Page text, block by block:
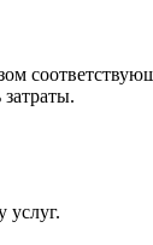
услуг.